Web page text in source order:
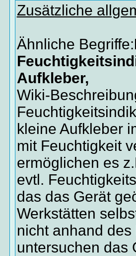
Zusätzliche
Ähnliche Begriffe:
Aufkleber,
Wiki-
kleine Aufkleber
mit Feuchtigkeit
ermöglichen es
evtl.
das das Gerät
Werkstätten
nicht anhand
untersuchen das